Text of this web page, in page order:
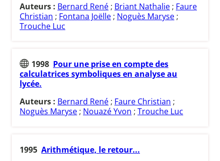
Auteurs : Bernard René ; Briant Nathalie ; Faure
Christian ; Fontana Joëlle ; Noguès Maryse ;
Trouche Luc
1998 Pour une prise en compte des
calculatrices symboliques en analyse au
lycée.
Auteurs : Bernard René ; Faure Christian ;
Noguès Maryse ; Nouazé Yvon ; Trouche Luc
1995 Arithmétique, le retour...